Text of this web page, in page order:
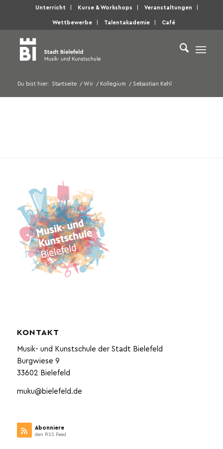
Unterricht Kurse & Workshops Veranstaltungen
Wettbewerbe Talentakademie Café
Du bist hier: Startseite / Wir / Kollegium / Sebastian Kehl
KONTAKT
Musik- und Kunstschule der Stadt Bielefeld
Burgwiese 9
33602 Bielefeld
muku@bielefeld.de
Abonniere
den RSS Feed